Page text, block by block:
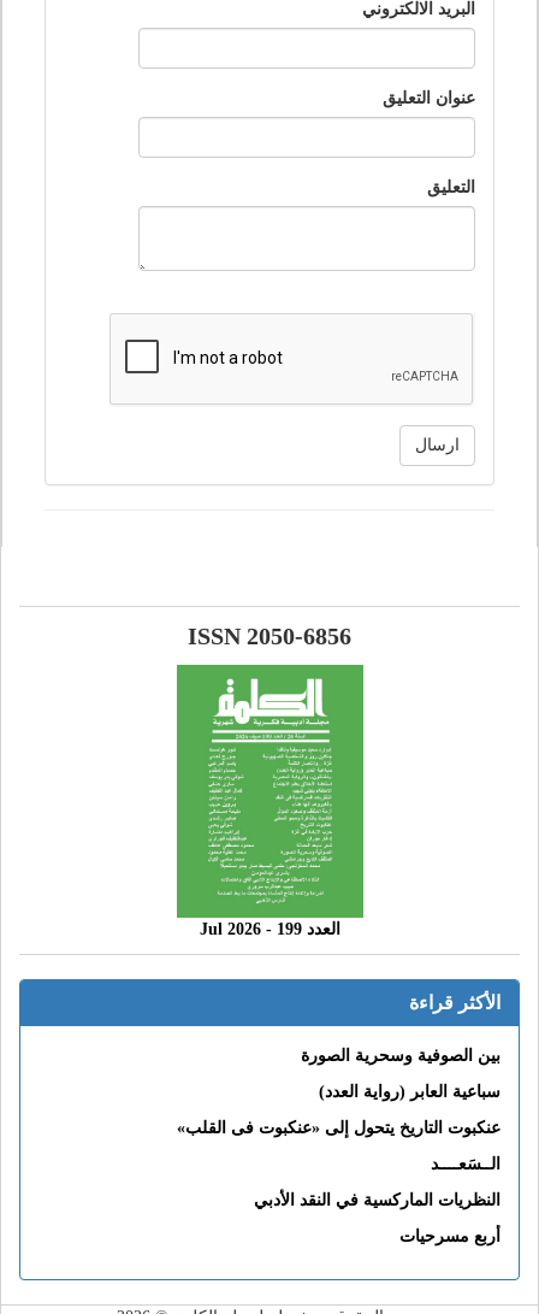
البريد الالكتروني
عنوان التعليق
التعليق
ارسال
ISSN 2050-6856
العدد 199 - 2026 Jul
الأكثر قراءة
بين الصوفية وسحرية الصورة
سباعية العابر (رواية العدد)
عنكبوت التاريخ يتحول إلى «عنكبوت فى القلب»
الــسَعــــد
النظريات الماركسية في النقد الأدبي
أربع مسرحيات